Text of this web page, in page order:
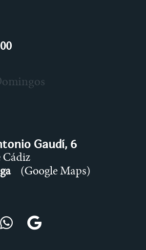
Gaudí, 6
Cádiz
(Google Maps)